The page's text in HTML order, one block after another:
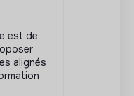
est de
alignés